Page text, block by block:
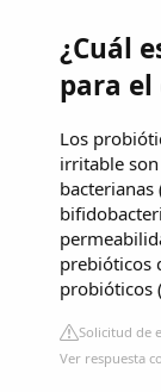
¿Cuál
para
Los
irritable
prebióticos
probióticos
Solicitud de
Ver respuesta